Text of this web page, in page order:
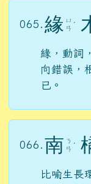
065. 緣 ㄩ
ㄢ ˊ
緣，動詞
向錯誤，
已。
066. 南 ㄋ
ㄢ ˊ
比喻生長